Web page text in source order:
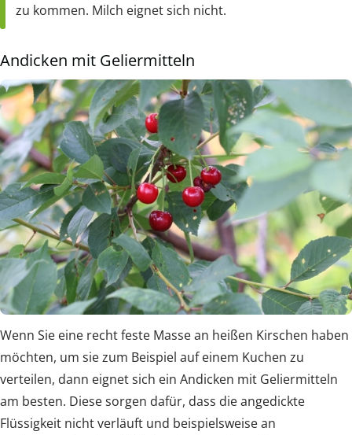
zu kommen. Milch eignet sich nicht.
Andicken mit Geliermitteln
Wenn Sie eine recht feste Masse an heißen Kirschen haben
möchten, um sie zum Beispiel auf einem Kuchen zu
verteilen, dann eignet sich ein Andicken mit Geliermitteln
am besten. Diese sorgen dafür, dass die angedickte
Flüssigkeit nicht verläuft und beispielsweise an